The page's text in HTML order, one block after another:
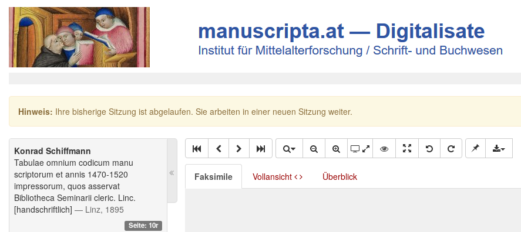
Hinweis: Ihre bisherige Sitzung ist abgelaufen. Sie arbeiten in einer neuen Sitzung weiter.
Konrad Schiffmann
Tabulae omnium codicum manu
scriptorum et annis 1470-1520
impressorum, quos asservat
Bibliotheca Seminarii cleric. Linc.
[handschriftlich] — Linz, 1895
Seite: 10r
Faksimile Vollansicht Überblick